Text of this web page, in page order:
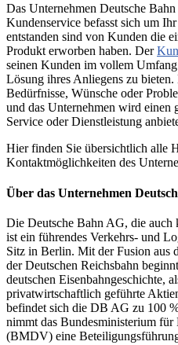
Das Unternehmen Deutsche
Kundenservice befasst sich um
entstanden sind von Kunden die
Produkt erworben haben. Der
seinen Kunden im vollem
Lösung ihres Anliegens zu
Bedürfnisse, Wünsche oder
und das Unternehmen wird einen
Service oder Dienstleistung
Hier finden Sie übersichtlich alle
Kontaktmöglichkeiten des
Über das Unternehmen
Die Deutsche Bahn AG, die
ist ein führendes Verkehrs- und
Sitz in Berlin. Mit der Fusion aus
der Deutschen Reichsbahn
deutschen Eisenbahngeschichte,
privatwirtschaftlich geführte
befindet sich die DB AG zu 100
nimmt das Bundesministerium
(BMDV) eine